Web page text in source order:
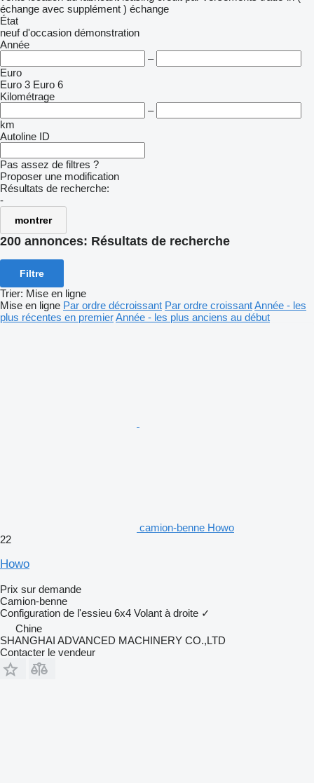
échange avec supplément ) échange
État
neuf d'occasion démonstration
Année
–
Euro
Euro 3 Euro 6
Kilométrage
–
km
Autoline ID
Pas assez de filtres ?
Proposer une modification
Résultats de recherche:
-
montrer
200 annonces: Résultats de recherche
Filtre
Trier: Mise en ligne
Mise en ligne Par ordre décroissant Par ordre croissantAnnée - les
plus récentes en premierAnnée - les plus anciens au début
camion-benne Howo
22
Howo
Prix sur demande
Camion-benne
Configuration de l'essieu 6x4 Volant à droite ✓
Chine
SHANGHAI ADVANCED MACHINERY CO.,LTD
Contacter le vendeur